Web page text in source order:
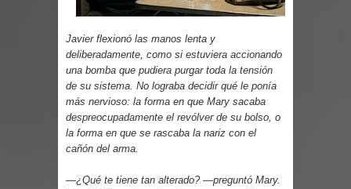
Parte 03: La Traición
Parte 02: Vuelve el Hijo Prodigo
Parte 03: Reflexiones
Javier flexionó las manos lenta y
deliberadamente, como si estuviera accionando
una bomba que pudiera purgar toda la tensión
de su sistema. No lograba decidir qué le ponía
más nervioso: la forma en que Mary sacaba
despreocupadamente el revólver de su bolso, o
la forma en que se rascaba la nariz con el
cañón del arma.
—¿Qué te tiene tan alterado? —preguntó Mary.